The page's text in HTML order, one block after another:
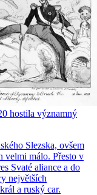
hostila významný
Slezska, ovšem
velmi málo. Přesto v
Svaté aliance a do
největších
a ruský car.